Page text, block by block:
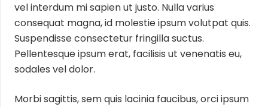
vel interdum mi sapien ut justo. Nulla varius
consequat magna, id molestie ipsum volutpat quis.
Suspendisse consectetur fringilla suctus.
Pellentesque ipsum erat, facilisis ut venenatis eu,
sodales vel dolor.
Morbi sagittis, sem quis lacinia faucibus, orci ipsum